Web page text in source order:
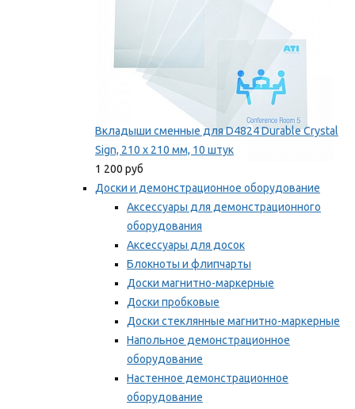
Вкладыши сменные для D4824 Durable Crystal
Sign, 210 x 210 мм, 10 штук
1 200 руб
Доски и демонстрационное оборудование
Аксессуары для демонстрационного
оборудования
Аксессуары для досок
Блокноты и флипчарты
Доски магнитно-маркерные
Доски пробковые
Доски стеклянные магнитно-маркерные
Напольное демонстрационное
оборудование
Настенное демонстрационное
оборудование